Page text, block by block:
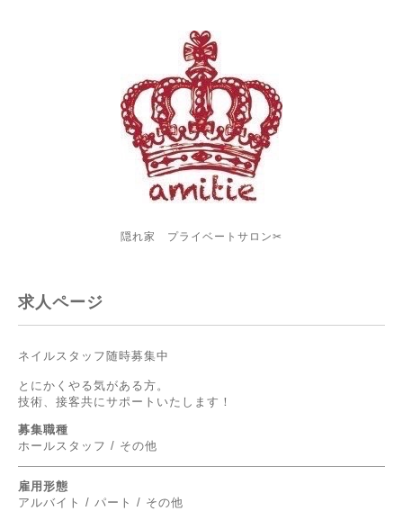
隠れ家 プライベートサロン✂︎
求人ページ
ネイルスタッフ随時募集中
とにかくやる気がある方。
技術、接客共にサポートいたします！
募集職種
ホールスタッフ / その他
雇用形態
アルバイト / パート / その他